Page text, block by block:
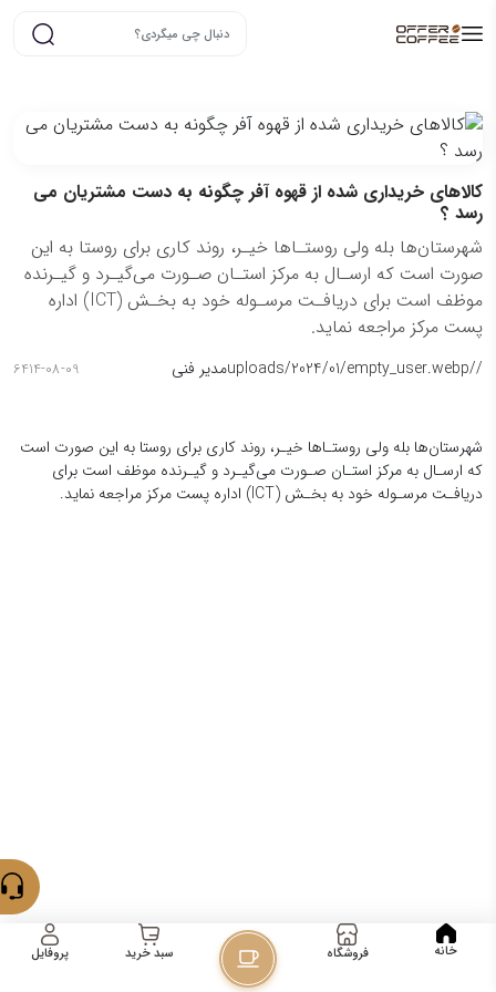
کالاهای خریداری شده از قهوه آفر چگونه به دست مشتریان می
رسد ؟
شهرستان‌ها بله ولی روستـاها خیـر، روند کاری برای روستا به این
صورت است که ارسـال به مرکز استـان صـورت می‌گیـرد و گیـرنده
موظف است برای دریافـت مرسـوله خود به بخـش (ICT) اداره
پست مرکز مراجعه نماید.
/
/uploads/2024/01/empty_user.webp مدیر فنی 6414-08-09
شهرستان‌ها بله ولی روستـاها خیـر، روند کاری برای روستا به این صورت است
که ارسـال به مرکز استـان صـورت می‌گیـرد و گیـرنده موظف است برای
دریافـت مرسـوله خود به بخـش (ICT) اداره پست مرکز مراجعه نماید.
خانه فروشگاه سبد خرید پروفایل